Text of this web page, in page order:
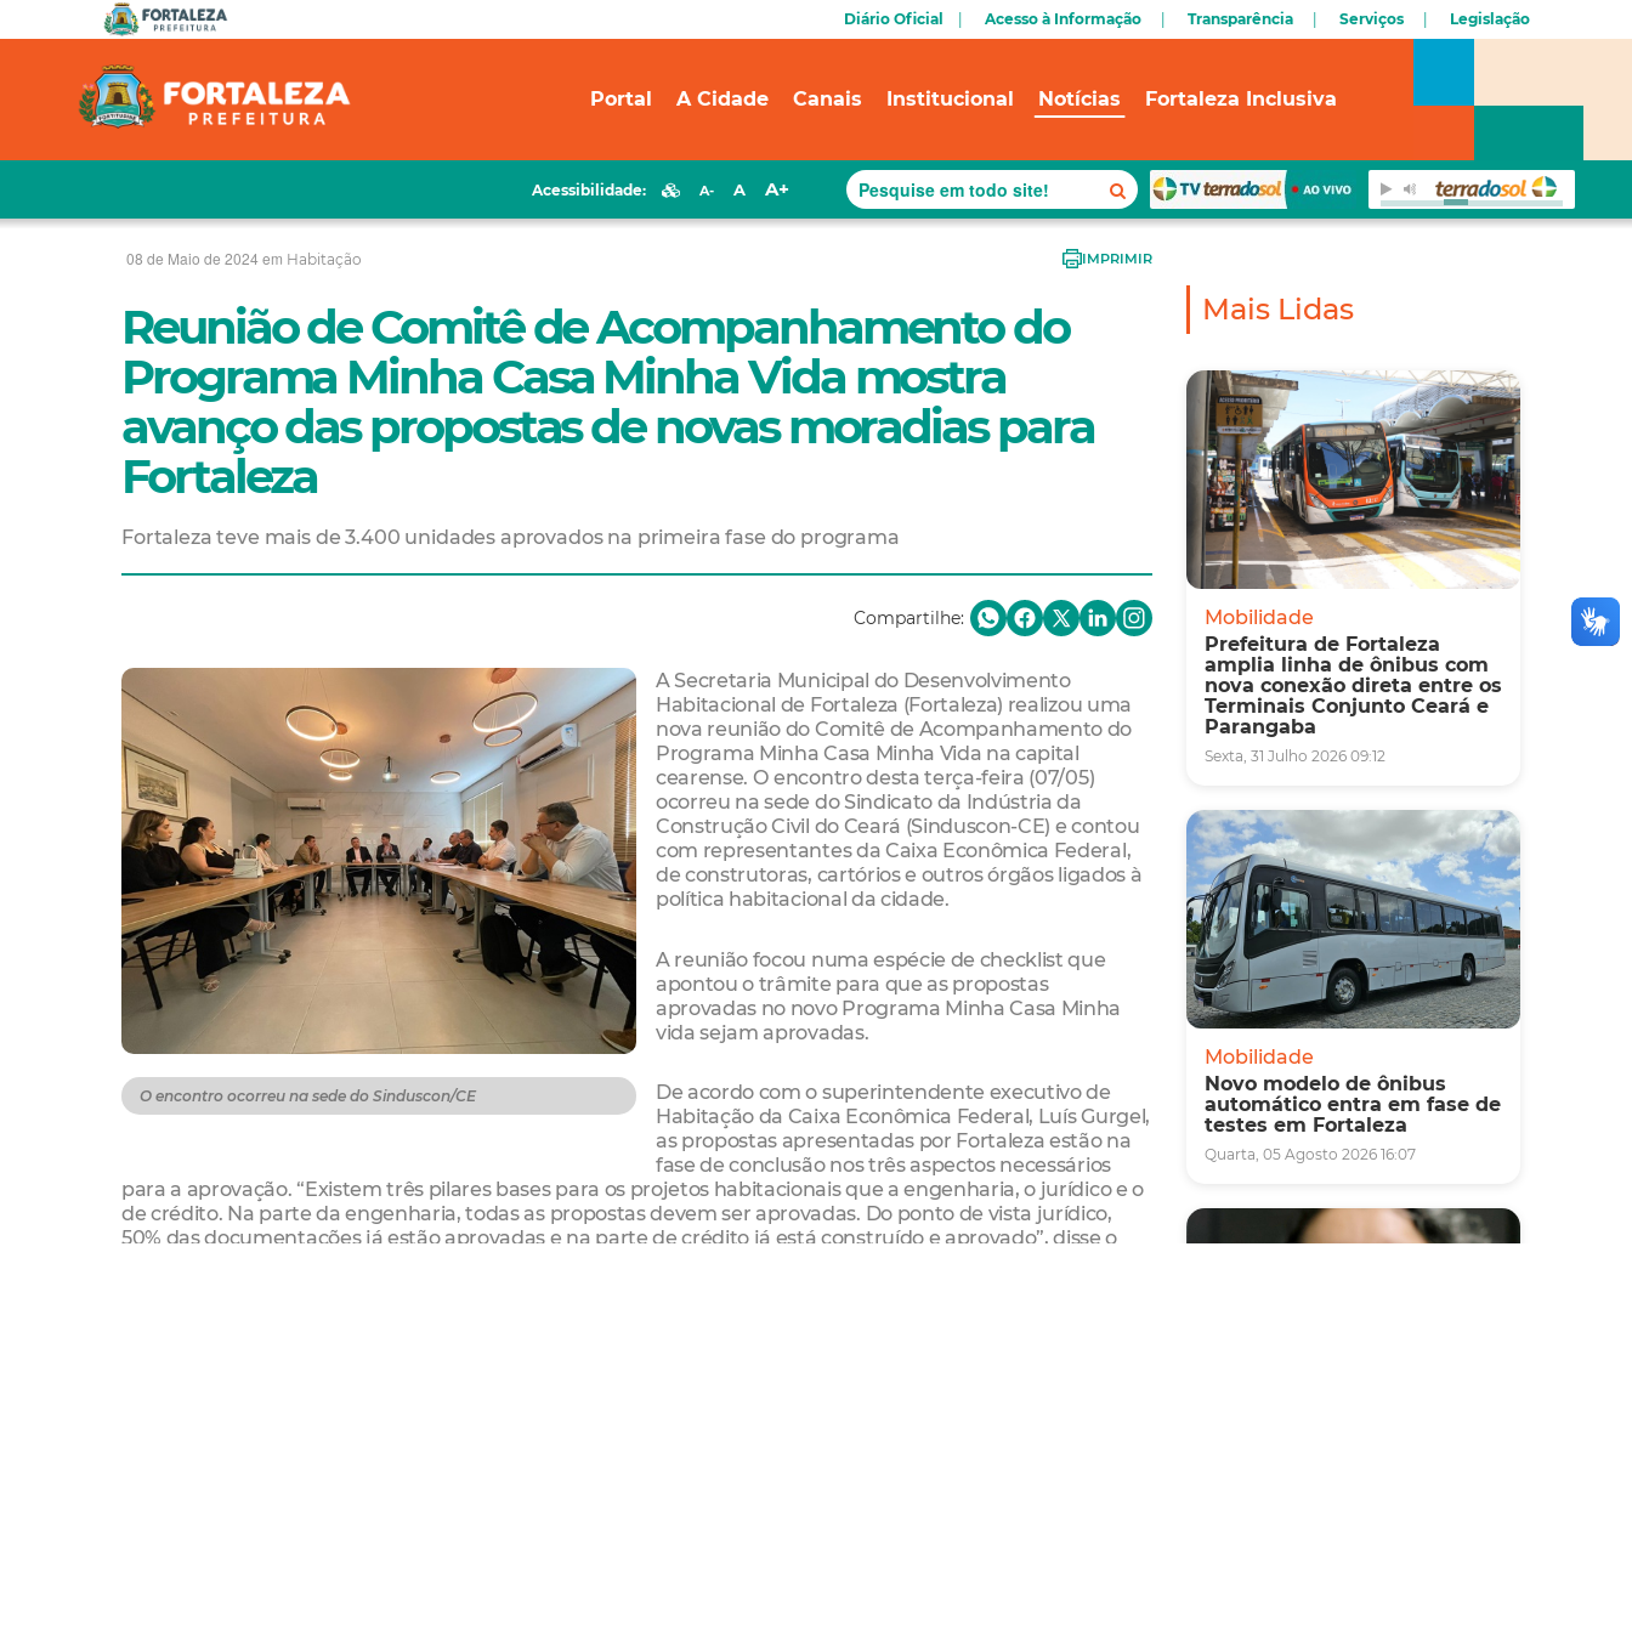
Diário Oficial Acesso à Informação Transparência Serviços Legislação
Portal A Cidade Canais Institucional Notícias Fortaleza Inclusiva
Acessibilidade: A- A A+
08 de Maio de 2024 em Habitação IMPRIMIR
Reunião de Comitê de Acompanhamento do
Programa Minha Casa Minha Vida mostra
avanço das propostas de novas moradias para
Fortaleza
Fortaleza teve mais de 3.400 unidades aprovados na primeira fase do programa
Compartilhe:
O encontro ocorreu na sede do Sinduscon/CE
A Secretaria Municipal do Desenvolvimento
Habitacional de Fortaleza (Fortaleza) realizou uma
nova reunião do Comitê de Acompanhamento do
Programa Minha Casa Minha Vida na capital
cearense. O encontro desta terça-feira (07/05)
ocorreu na sede do Sindicato da Indústria da
Construção Civil do Ceará (Sinduscon-CE) e contou
com representantes da Caixa Econômica Federal,
de construtoras, cartórios e outros órgãos ligados à
política habitacional da cidade.
A reunião focou numa espécie de checklist que
apontou o trâmite para que as propostas
aprovadas no novo Programa Minha Casa Minha
vida sejam aprovadas.
De acordo com o superintendente executivo de
Habitação da Caixa Econômica Federal, Luís Gurgel,
as propostas apresentadas por Fortaleza estão na
fase de conclusão nos três aspectos necessários
para a aprovação. “Existem três pilares bases para os projetos habitacionais que a engenharia, o jurídico e o
de crédito. Na parte da engenharia, todas as propostas devem ser aprovadas. Do ponto de vista jurídico,
50% das documentações já estão aprovadas e na parte de crédito já está construído e aprovado”, disse o
Mais Lidas
Mobilidade
Prefeitura de Fortaleza
amplia linha de ônibus com
nova conexão direta entre os
Terminais Conjunto Ceará e
Parangaba
Sexta, 31 Julho 2026 09:12
Mobilidade
Novo modelo de ônibus
automático entra em fase de
testes em Fortaleza
Quarta, 05 Agosto 2026 16:07